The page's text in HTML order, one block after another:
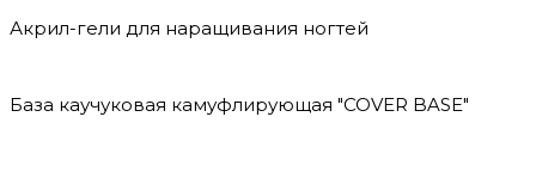
Акрил-гели для наращивания ногтей
База каучуковая камуфлирующая "COVER BASE"